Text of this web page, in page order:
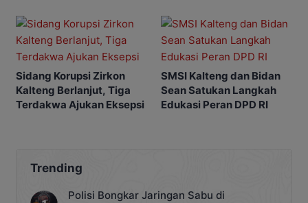
Sidang Korupsi Zirkon
Kalteng Berlanjut, Tiga
Terdakwa Ajukan Eksepsi
SMSI Kalteng dan Bidan
Sean Satukan Langkah
Edukasi Peran DPD RI
Trending
Polisi Bongkar Jaringan Sabu di